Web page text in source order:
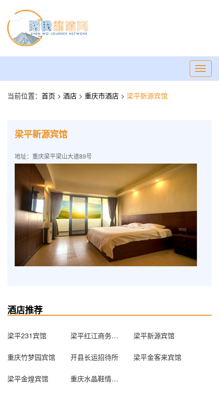
当前位置： 首页 > 酒店 > 重庆市酒店 > 梁平新源宾馆
梁平新源宾馆
地址：重庆梁平梁山大道89号
酒店推荐
梁平231宾馆 梁平红江商务宾馆 梁平新源宾馆
重庆竹梦园宾馆 开县长运招待所 梁平金客来宾馆
梁平金煌宾馆 重庆水晶鞋情侣主题酒店